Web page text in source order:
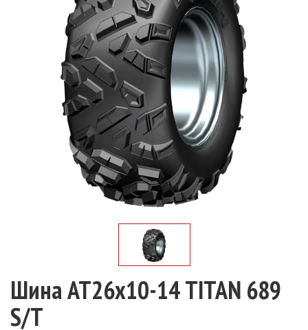
Шина АТ26х10-14 TITAN 689
S/T